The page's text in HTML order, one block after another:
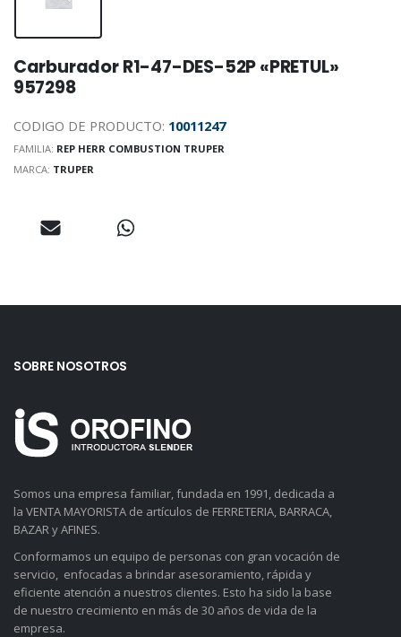
Carburador R1-47-DES-52P «PRETUL»
957298
CODIGO DE PRODUCTO: 10011247
FAMILIA: REP HERR COMBUSTION TRUPER
MARCA: TRUPER
SOBRE NOSOTROS
Somos una empresa familiar, fundada en 1991, dedicada a
la VENTA MAYORISTA de artículos de FERRETERIA, BARRACA,
BAZAR y AFINES.
Conformamos un equipo de personas con gran vocación de
servicio, enfocadas a brindar asesoramiento, rápida y
eficiente atención a nuestros clientes. Esto ha sido la base
de nuestro crecimiento en más de 30 años de vida de la
empresa.